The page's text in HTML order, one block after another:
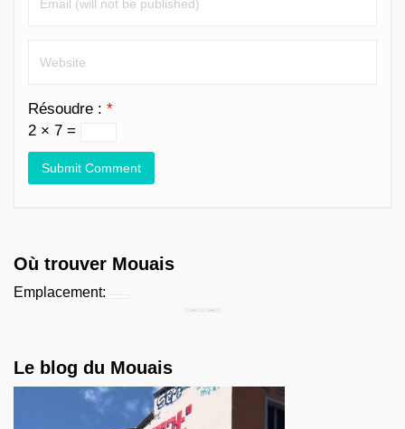
Résoudre : *
2 × 7 =
Où trouver Mouais
Emplacement:
Le blog du Mouais